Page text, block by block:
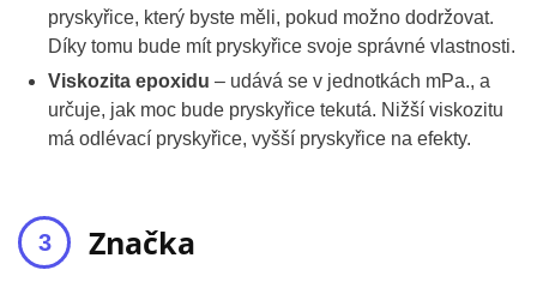
pryskyřice, který byste měli, pokud možno dodržovat.
Díky tomu bude mít pryskyřice svoje správné vlastnosti.
Viskozita epoxidu – udává se v jednotkách mPa., a
určuje, jak moc bude pryskyřice tekutá. Nižší viskozitu
má odlévací pryskyřice, vyšší pryskyřice na efekty.
Značka